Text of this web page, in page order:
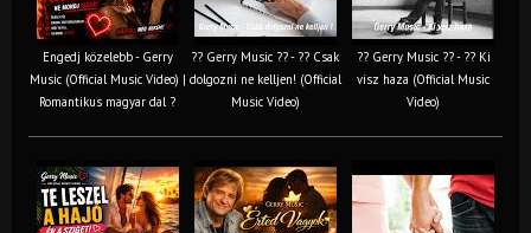
Engedj közelebb - Gerry
Music (Official Music Video) |
Romantikus magyar dal ?
?? Gerry Music ?? - ?? Csak
dolgozni ne kelljen! (Official
Music Video)
?? Gerry Music ?? - ?? Ki
visz haza (Official Music
Video)